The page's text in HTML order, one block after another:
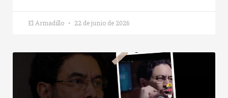
El Armadillo 22 de junio de 2026